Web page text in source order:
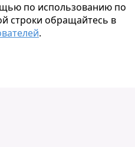
по использованию по
строки обращайтесь в
.